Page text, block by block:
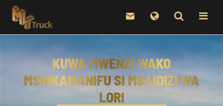

KUWA MWENZI WAKO
MSHIKAMANIFU SI MSAIDIZI WA
LORI